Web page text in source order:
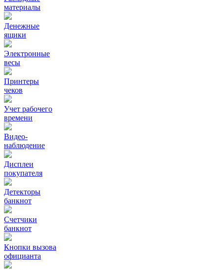
материалы
Денежные
ящики
Электронные
весы
Принтеры
чеков
Учет рабочего
времени
Видео‑
наблюдение
Дисплеи
покупателя
Детекторы
банкнот
Счетчики
банкнот
Кнопки вызова
официанта